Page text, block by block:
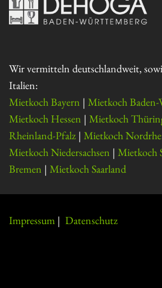
Wir vermitteln deutschlandweit,
Italien:
Mietkoch Bayern | Mietkoch
Mietkoch Hessen | Mietkoch
Rheinland-Pfalz | Mietkoch
Mietkoch Niedersachsen | Mietkoch
Bremen | Mietkoch Saarland
Impressum | Datenschutz